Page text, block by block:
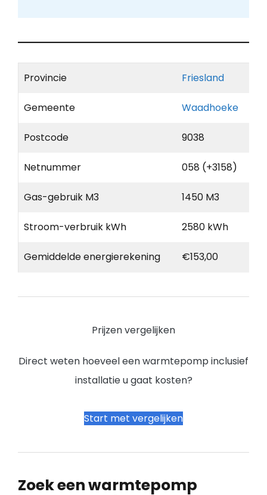
Provincie Friesland
Gemeente Waadhoeke
Postcode 9038
Netnummer 058 (+3158)
Gas-gebruik M3 1450 M3
Stroom-verbruik kWh 2580 kWh
Gemiddelde energierekening €153,00
Prijzen vergelijken
Direct weten hoeveel een warmtepomp inclusief
installatie u gaat kosten?
Start met vergelijken
Zoek een warmtepomp